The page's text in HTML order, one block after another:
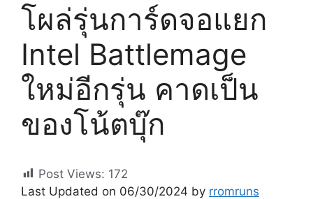
โผล่รุ่นการ์ดจอแยก
Intel Battlemage
ใหม่อีกรุ่น คาดเป็น
ของโน้ตบุ๊ก
Post Views: 172
Last Updated on 06/30/2024 by rromruns